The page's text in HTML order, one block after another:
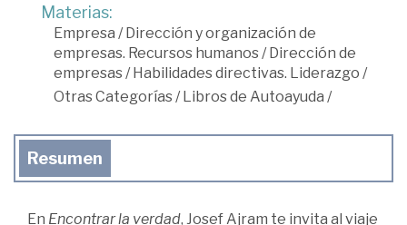
Materias:
Empresa /Dirección y organización de
empresas. Recursos humanos/Dirección de
empresas/Habilidades directivas. Liderazgo /
Otras Categorías/Libros de Autoayuda /
Resumen
En Encontrar la verdad, Josef Ajram te invita al viaje